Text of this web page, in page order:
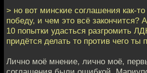
> но вот минские соглашения как-то
победу, и чем это всё закончится?
10 попытки удасться разгромить
придётся делать то против чего ты
Лично моё мнение, лично моё,